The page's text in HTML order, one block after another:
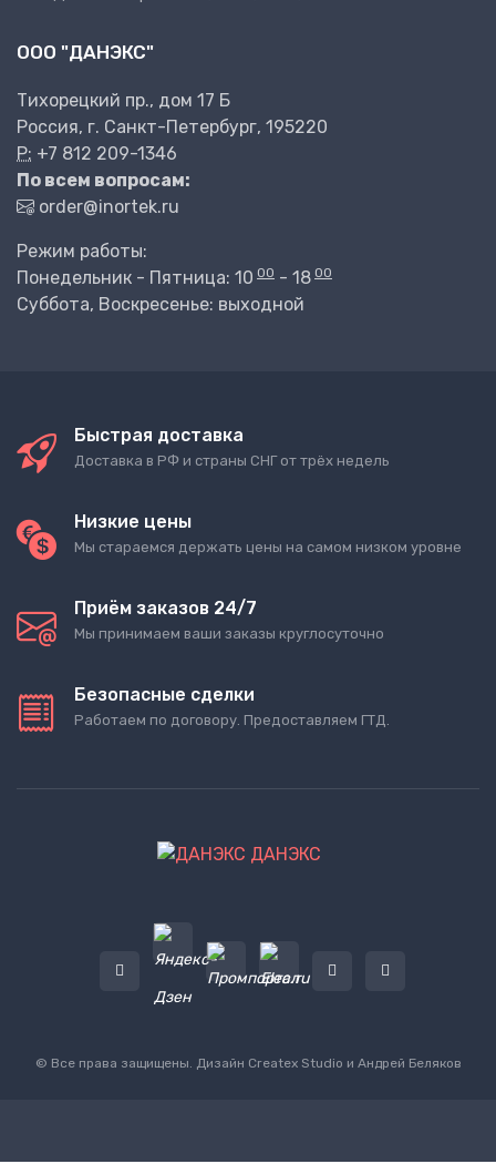
ООО "ДАНЭКС"
Тихорецкий пр., дом 17 Б
Россия, г. Санкт-Петербург, 195220
P: +7 812 209-1346
По всем вопросам:
order@inortek.ru
Режим работы:
Понедельник - Пятница: 10 00 - 18 00
Суббота, Воскресенье: выходной
Быстрая доставка
Доставка в РФ и страны СНГ от трёх недель
Низкие цены
Мы стараемся держать цены на самом низком уровне
Приём заказов 24/7
Мы принимаем ваши заказы круглосуточно
Безопасные сделки
Работаем по договору. Предоставляем ГТД.
ДАНЭКС
© Все права защищены. Дизайн Createx Studio и Андрей Беляков